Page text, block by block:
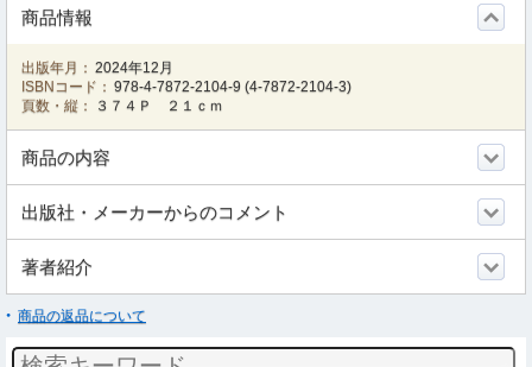
商品情報
出版年月： 2024年12月
ISBNコード： 978-4-7872-2104-9 (4-7872-2104-3)
頁数・縦：
３７４Ｐ ２１ｃｍ
商品の内容
出版社・メーカーからのコメント
著者紹介
商品の返品について